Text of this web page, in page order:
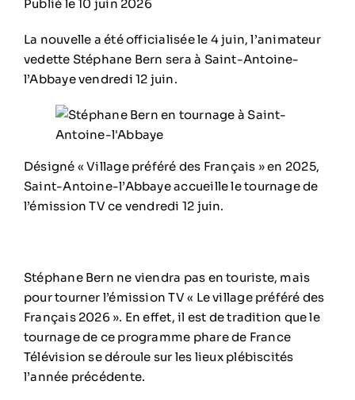
Publié le 10 juin 2026
La nouvelle a été officialisée le 4 juin, l’animateur
vedette Stéphane Bern sera à Saint-Antoine-
l’Abbaye vendredi 12 juin.
Désigné « Village préféré des Français » en 2025,
Saint-Antoine-l’Abbaye accueille le tournage de
l’émission TV ce vendredi 12 juin.
Stéphane Bern ne viendra pas en touriste, mais
pour tourner l’émission TV « Le village préféré des
Français 2026 ». En effet, il est de tradition que le
tournage de ce programme phare de France
Télévision se déroule sur les lieux plébiscités
l’année précédente.